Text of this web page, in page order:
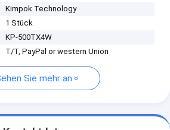
Kimpok Technology
1 Stück
KP-500TX4W
T/T, PayPal or western Union
Sie mehr an